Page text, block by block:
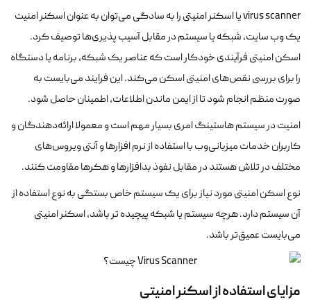
virus scanner یا اسکنر امنیتی را به سادگی می‌توان به عنوان اسکنر امنیت
یک وب سایت، شبکه یا سیستم در مقابل آسیب پذیری‌ها توصیف کرد.
اسکن امنیتی فرآیندی خودکار است که عناصر یک شبکه، برنامه یا دستگاه
را برای بررسی نقص‌های امنیتی اسکن می‌کند. این فرایند می‌بایست به
صورت منظم انجام شود تا از ایمن ماندن اطلاعات، اطمینان حاصل شود.
امنیت در سیستم هاستینگ امری بسیار مهم است و معمولا ارائه‌دهندگان و
کاربران خدمات میزبانی‌وب با استفاده از نرم افزارها و آنتی ویروس‌های
مختلف در تلاش هستند در مقابل نفوذ بدافزارها و هکرها مقاومت کنند.
نوع اسکن امنیتی مورد نیاز برای یک سیستم خاص بستگی به نوع استفاده از
آن سیستم دارد. هرچه سیستم یا شبکه پیچیده تر باشد، اسکنر امنیتی
می‌بایست عمیق‌تر باشد.
مزایای استفاده از اسکنر امنیتی